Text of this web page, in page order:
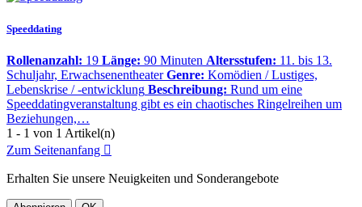
Speeddating
Rollenanzahl: 19 Länge: 90 Minuten Altersstufen: 11. bis 13.
Schuljahr, Erwachsenentheater Genre: Komödien / Lustiges,
Lebenskrise / -entwicklung Beschreibung: Rund um eine
Speeddatingveranstaltung gibt es ein chaotisches Ringelreihen um
Beziehungen,…
1 - 1 von 1 Artikel(n)
Zum Seitenanfang 
Erhalten Sie unsere Neuigkeiten und Sonderangebote